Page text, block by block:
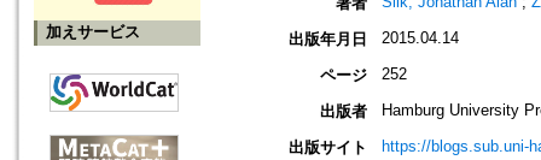
加えサービス 出版年月日 2015.04.14
ページ 252
出版者 Hamburg University
出版サイト https://blogs.sub.uni-